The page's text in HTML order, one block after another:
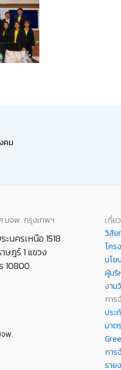
คม
มจพ. กรุงเทพฯ
นครเหนือ 1518
ษฎร์ 1 แขวง
10800
พ.
เกี่ย
วิสัย
โคร
นโย
ผู้บริ
งาน
กา
ปร
มาต
การ
ราย